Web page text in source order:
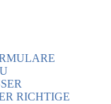
RICHTIGE